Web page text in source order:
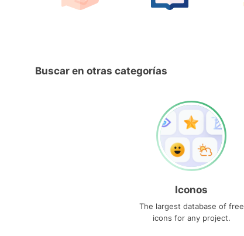
Buscar en otras categorías
Iconos
The largest database of free
icons for any project.